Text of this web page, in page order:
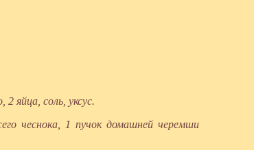
2 яйца, соль, уксус.
чеснока, 1 пучок домашней черемши